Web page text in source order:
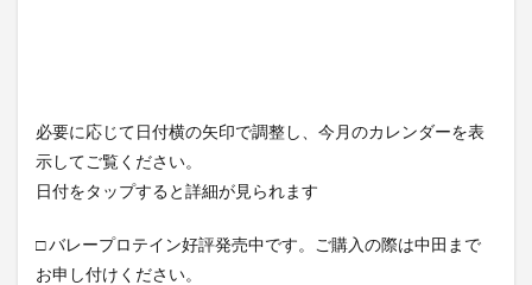
必要に応じて日付横の矢印で調整し、今月のカレンダーを表
示してご覧ください。
日付をタップすると詳細が見られます
□ バレープロテイン好評発売中です。ご購入の際は中田まで
お申し付けください。